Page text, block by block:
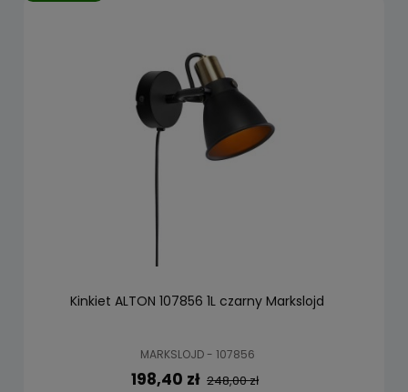
Kinkiet ALTON 107856 1L czarny Markslojd
MARKSLOJD - 107856
198,40 zł 248,00 zł